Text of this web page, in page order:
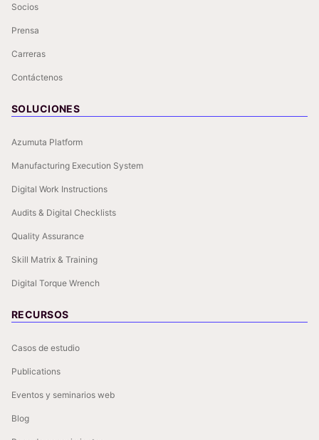
Socios
Prensa
Carreras
Contáctenos
SOLUCIONES
Azumuta Platform
Manufacturing Execution System
Digital Work Instructions
Audits & Digital Checklists
Quality Assurance
Skill Matrix & Training
Digital Torque Wrench
RECURSOS
Casos de estudio
Publications
Eventos y seminarios web
Blog